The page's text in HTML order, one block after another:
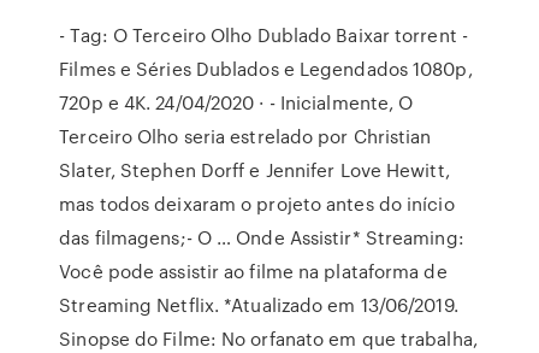
- Tag: O Terceiro Olho Dublado Baixar torrent -
Filmes e Séries Dublados e Legendados 1080p,
720p e 4K. 24/04/2020 · - Inicialmente, O
Terceiro Olho seria estrelado por Christian
Slater, Stephen Dorff e Jennifer Love Hewitt,
mas todos deixaram o projeto antes do início
das filmagens;- O … Onde Assistir* Streaming:
Você pode assistir ao filme na plataforma de
Streaming Netflix. *Atualizado em 13/06/2019.
Sinopse do Filme: No orfanato em que trabalha,